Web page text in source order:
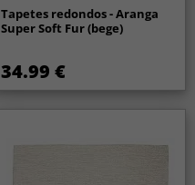
Tapetes redondos - Aranga
Super Soft Fur (bege)
34.99 €